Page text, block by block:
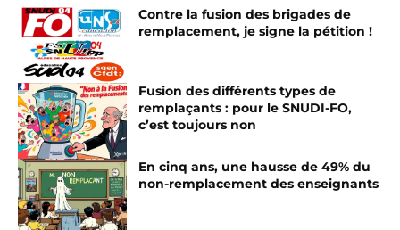
Contre la fusion des brigades de
remplacement, je signe la pétition !
Fusion des différents types de
remplaçants : pour le SNUDI-FO,
c’est toujours non
En cinq ans, une hausse de 49% du
non-remplacement des enseignants